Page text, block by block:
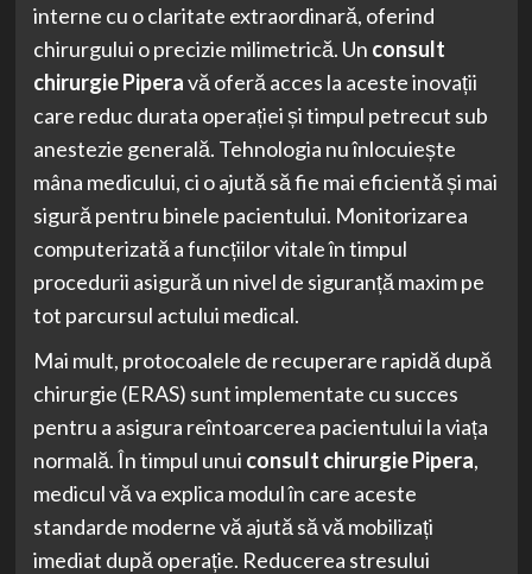
interne cu o claritate extraordinară, oferind
chirurgului o precizie milimetrică. Un consult
chirurgie Piperavă oferă acces la aceste inovații
care reduc durata operației și timpul petrecut sub
anestezie generală. Tehnologia nu înlocuiește
mâna medicului, ci o ajută să fie mai eficientă și mai
sigură pentru binele pacientului. Monitorizarea
computerizată a funcțiilor vitale în timpul
procedurii asigură un nivel de siguranță maxim pe
tot parcursul actului medical.
Mai mult, protocoalele de recuperare rapidă după
chirurgie (ERAS) sunt implementate cu succes
pentru a asigura reîntoarcerea pacientului la viața
normală. În timpul unui consult chirurgie Pipera,
medicul vă va explica modul în care aceste
standarde moderne vă ajută să vă mobilizați
imediat după operație. Reducerea stresului